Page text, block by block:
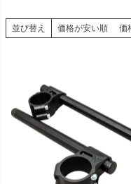
並び替え 価格が安い順 価